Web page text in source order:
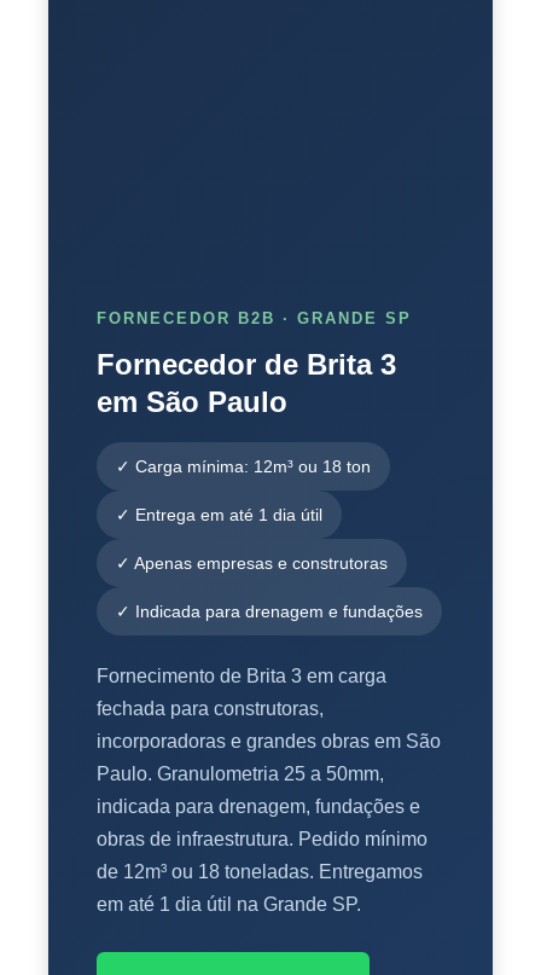
FORNECEDOR B2B · GRANDE SP
Fornecedor de Brita 3
em São Paulo
✓ Carga mínima: 12m³ ou 18 ton
✓ Entrega em até 1 dia útil
✓ Apenas empresas e construtoras
✓ Indicada para drenagem e fundações
Fornecimento de Brita 3 em carga
fechada para construtoras,
incorporadoras e grandes obras em São
Paulo. Granulometria 25 a 50mm,
indicada para drenagem, fundações e
obras de infraestrutura. Pedido mínimo
de 12m³ ou 18 toneladas. Entregamos
em até 1 dia útil na Grande SP.